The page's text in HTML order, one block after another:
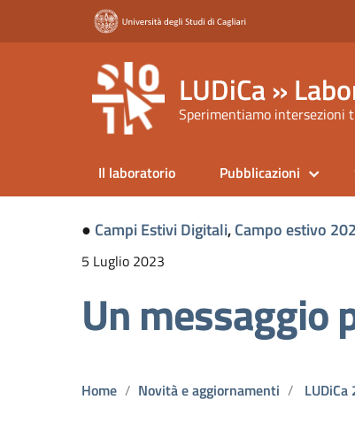
LUDiCa »
Sperimentiamo intersezioni
Il laboratorio Pubblicazioni
● Campi Estivi Digitali,Campo estivo
5 Luglio 2023
Un messaggio
Home Novità e aggiornamenti LUDiCa